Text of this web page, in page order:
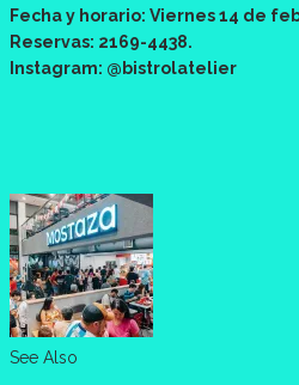
Fecha y horario: Viernes 14 de
Reservas: 2169-4438.
Instagram: @bistrolatelier
See Also